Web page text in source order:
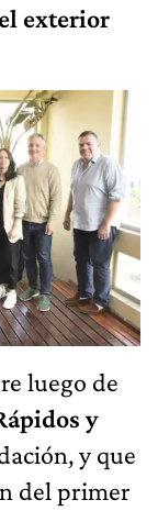
exterior
luego de
y
y que
del primer